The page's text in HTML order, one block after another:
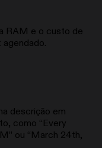
RAM e o custo de
agendado.
descrição em
como “Every
ou “March 24th,